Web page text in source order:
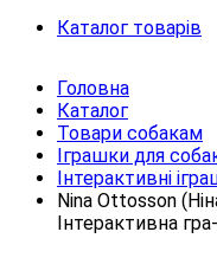
Каталог товарів
Головна
Каталог
Товари собакам
Іграшки для
Інтерактивні
Nina Ottosson
Інтерактивна